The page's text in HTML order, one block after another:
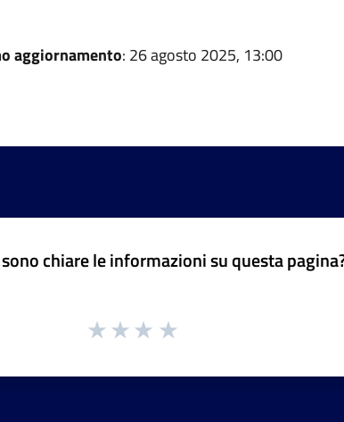
aggiornamento: 26 agosto 2025, 13:00
chiare le informazioni su questa